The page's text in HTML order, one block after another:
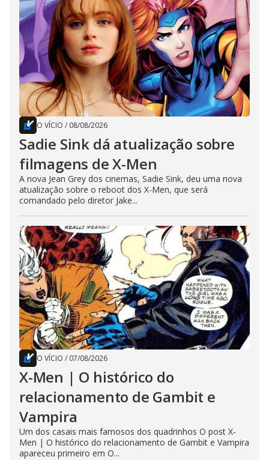
O VÍCIO / 08/08/2026
Sadie Sink dá atualização sobre
filmagens de X-Men
A nova Jean Grey dos cinemas, Sadie Sink, deu uma nova
atualização sobre o reboot dos X-Men, que será
comandado pelo diretor Jake...
O VÍCIO / 07/08/2026
X-Men | O histórico do
relacionamento de Gambit e
Vampira
Um dos casais mais famosos dos quadrinhos O post X-
Men | O histórico do relacionamento de Gambit e Vampira
apareceu primeiro em O...